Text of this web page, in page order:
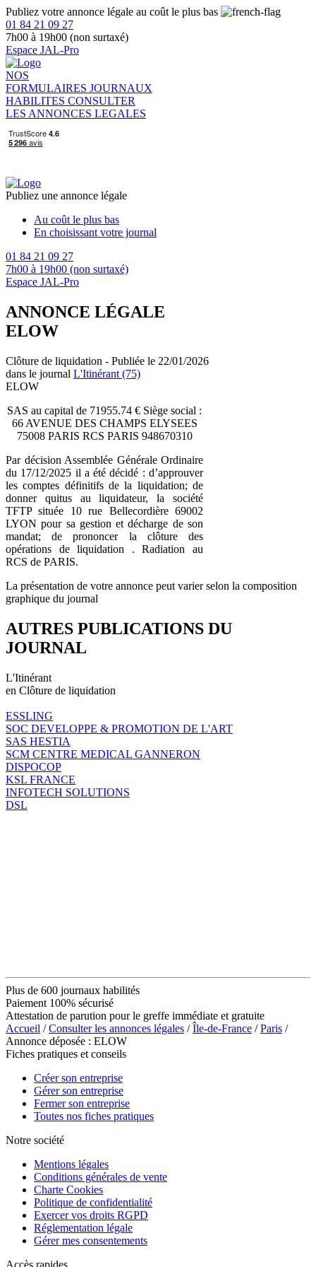
Publiez votre annonce légale au coût le plus bas
01 84 21 09 27
7h00 à 19h00 (non surtaxé)
Espace JAL-Pro
NOS
FORMULAIRES JOURNAUX
HABILITES CONSULTER
LES ANNONCES LEGALES
Publiez une annonce légale
Au coût le plus bas
En choisissant votre journal
01 84 21 09 27
7h00 à 19h00 (non surtaxé)
Espace JAL-Pro
ANNONCE LÉGALE
ELOW
Clôture de liquidation - Publiée le 22/01/2026
dans le journal L'Itinérant (75)
ELOW
SAS au capital de 71955.74 € Siège social :
66 AVENUE DES CHAMPS ELYSEES
75008 PARIS RCS PARIS 948670310
Par décision Assemblée Générale Ordinaire
du 17/12/2025 il a été décidé : d’approuver
les comptes définitifs de la liquidation; de
donner quitus au liquidateur, la société
TFTP située 10 rue Bellecordière 69002
LYON pour sa gestion et décharge de son
mandat; de prononcer la clôture des
opérations de liquidation . Radiation au
RCS de PARIS.
La présentation de votre annonce peut varier selon la composition
graphique du journal
AUTRES PUBLICATIONS DU
JOURNAL
L'Itinérant
en Clôture de liquidation
ESSLING
SOC DEVELOPPE & PROMOTION DE L'ART
SAS HESTIA
SCM CENTRE MEDICAL GANNERON
DISPOCOP
KSL FRANCE
INFOTECH SOLUTIONS
DSL
Plus de 600 journaux habilités
Paiement 100% sécurisé
Attestation de parution pour le greffe immédiate et gratuite
Accueil /Consulter les annonces légales /Île-de-France /Paris /
Annonce déposée : ELOW
Fiches pratiques et conseils
Créer son entreprise
Gérer son entreprise
Fermer son entreprise
Toutes nos fiches pratiques
Notre société
Mentions légales
Conditions générales de vente
Charte Cookies
Politique de confidentialité
Exercer vos droits RGPD
Réglementation légale
Gérer mes consentements
Accès rapides